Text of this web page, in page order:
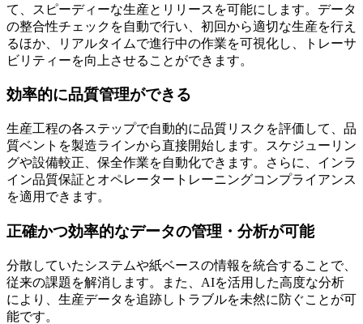
て、スピーディーな生産とリリースを可能にします。データ
の整合性チェックを自動で行い、初回から適切な生産を行え
るほか、リアルタイムで進行中の作業を可視化し、トレーサ
ビリティーを向上させることができます。
効率的に品質管理ができる
生産工程の各ステップで自動的に品質リスクを評価して、品
質ベントを製造ラインから直接開始します。
スケジューリン
グや設備較正、保全作業を自動化できます。さらに、インラ
イン品質保証とオペレータートレーニングコンプライアンス
を適用できます。
正確かつ効率的なデータの管理・分析が可能
分散していたシステムや紙ベースの情報を統合することで、
従来の課題を解消します。また、 AIを活用した高度な分析
により、生産データを追跡しトラブルを未然に防ぐことが可
能です。